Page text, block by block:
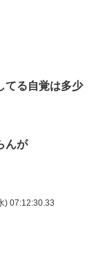
てる自覚は多少
んが
) 07:12:30.33